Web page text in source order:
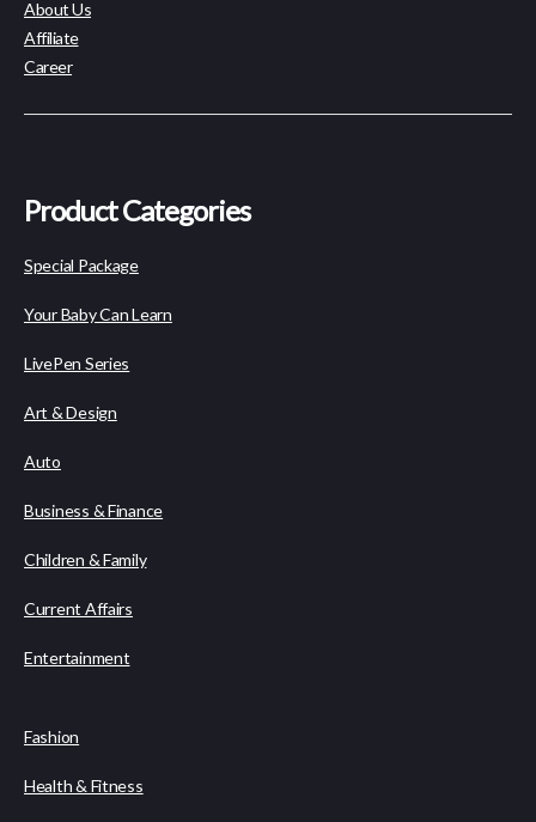
About Us
Affiliate
Career
Product Categories
Special Package
Your Baby Can Learn
LivePen Series
Art & Design
Auto
Business & Finance
Children & Family
Current Affairs
Entertainment
Fashion
Health & Fitness